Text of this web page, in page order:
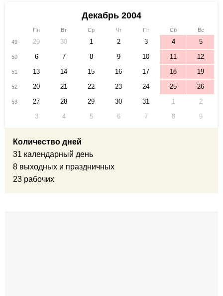
Декабрь 2004
Пн Вт Ср Чт Пт Сб
Вс
49
29 30 1 2 3 4 5
50 6 7 8 9 10 11 12
51 13 14 15 16 17 18 19
52 20 21 22 23 24 25 26
53 27 28 29 30 31 1
2
3
4 5 6 7 8 9
Количество дней
31 календарный день
8 выходных и праздничных
23 рабочих